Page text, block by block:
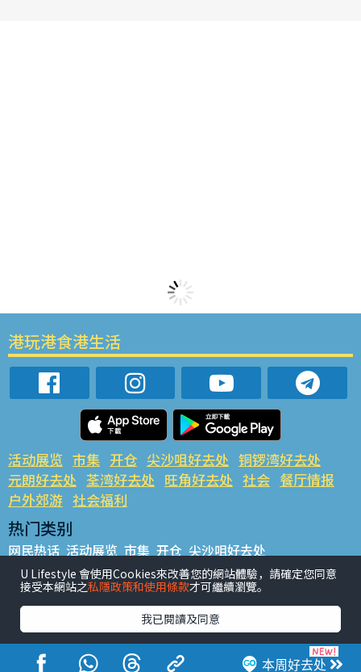
本周好去处
港玩港食港生活
活动展览 市集 开仓 尖沙咀好去处 铜锣湾好去处
元朗好去处 荃湾好去处 旺角好去处 社会 餐厅情报
户外郊游 社会福利
热门类别
网民热话 活动展览 市集 开仓 尖沙咀好去处
铜锣湾好去处 元朗好去处 荃湾好去处 旺角好去处 社会
餐厅情报 户外郊游
热门标签
#UGO揾好去处 #人气活动推介 #美食社群热话
#亲子玩乐好去处
#ULifestyle应用程式
#限时抢
U Lifestyle 會使用Cookies來改善您的網站體驗，請確定您同意
接受本網站之私隱政策和使用條款才可繼續瀏覽。
我已閱讀及同意